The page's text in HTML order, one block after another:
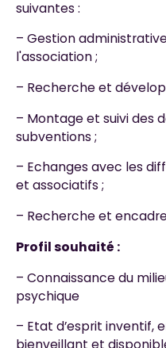
suivantes :
– Gestion
l'association ;
– Recherche et
– Montage et suivi des
subventions ;
– Echanges avec les
et associatifs ;
– Recherche et
Profil souhaité :
– Connaissance du
psychique
– Etat d’esprit inventif,